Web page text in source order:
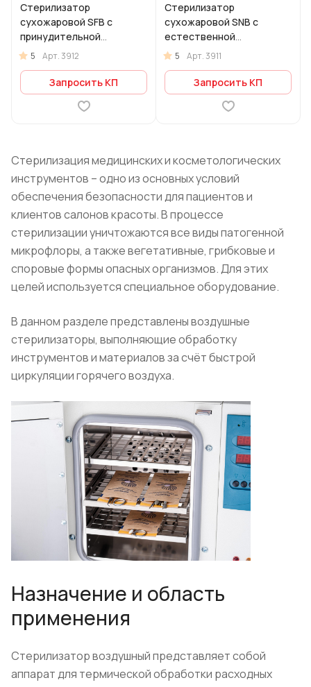
Стерилизатор
сухожаровой SFB с
принудительной
циркуляцией воздуха
5 Арт.3912
Запросить КП
Стерилизатор
сухожаровой SNB с
естественной
циркуляцией воздуха
5 Арт.3911
Запросить КП
Стерилизация медицинских и косметологических
инструментов – одно из основных условий
обеспечения безопасности для пациентов и
клиентов салонов красоты. В процессе
стерилизации уничтожаются все виды патогенной
микрофлоры, а также вегетативные, грибковые и
споровые формы опасных организмов. Для этих
целей используется специальное оборудование.
В данном разделе представлены воздушные
стерилизаторы, выполняющие обработку
инструментов и материалов за счёт быстрой
циркуляции горячего воздуха.
Назначение и область
применения
Стерилизатор воздушный представляет собой
аппарат для термической обработки расходных